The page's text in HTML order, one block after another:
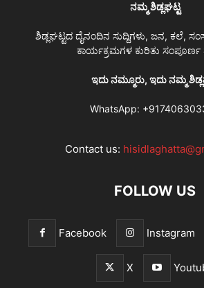
ನಮ್ಮ ಶಿಡ್ಲಘಟ್ಟ
ಶಿಡ್ಲಘಟ್ಟದ ದೈನಂದಿನ ಸುದ್ದಿಗಳು, ಜನ, ಕಲೆ,
ಕಾರ್ಯಕ್ರಮಗಳ ಕುರಿತು
ಇದು ನಮ್ಮೂರು, ಇದು ನಮ್ಮ
WhatsApp:
Contact us:
FOLLOW US
Facebook Instagram
X